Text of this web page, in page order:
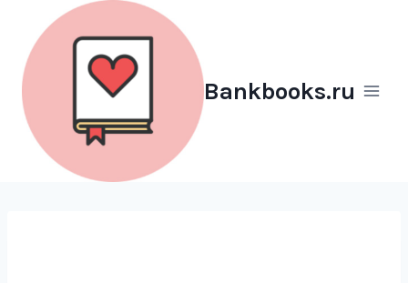
Перейти
содержимому
Bankbooks.ru